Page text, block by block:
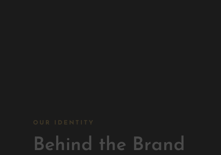
OUR IDENTITY
Behind the Brand